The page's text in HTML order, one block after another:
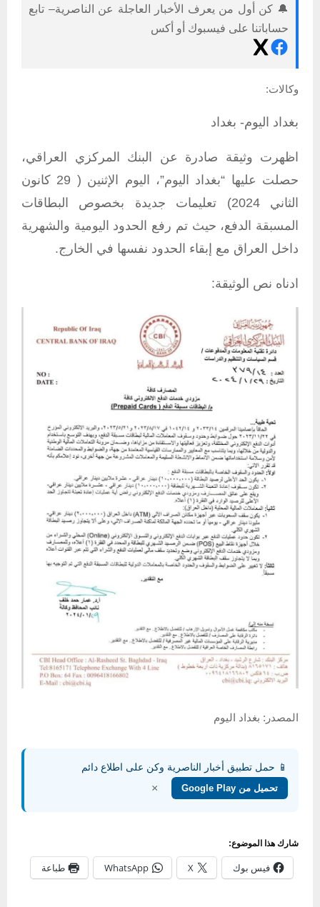
🔔 كن أول من يعرف الأخبار العاجلة عن الناصرية– تابع
حساباتنا على فيسبوك أو أكس
وكالات:
بغداد اليوم- بغداد
اظهرت وثيقة صادرة عن البنك المركزي العراقي،
حصلت عليها “بغداد اليوم”، اليوم الإثنين ( 29 كانون
الثاني 2024) تعليمات جديدة بخصوص البطاقات
المسبقة الدفع، حيث تم رفع الحدود اليومية والشهرية
داخل العراق مع إبقاء الحدود نفسها في الخارج.
ادناه نص الوثيقة:
المصدر: بغداد اليوم
📱 حمل تطبيق أخبار الناصرية وكن على اطلاع دائم
تحميل من Google Play ×
شارك هذا الموضوع:
فيس بوك X
WhatsApp طباعة